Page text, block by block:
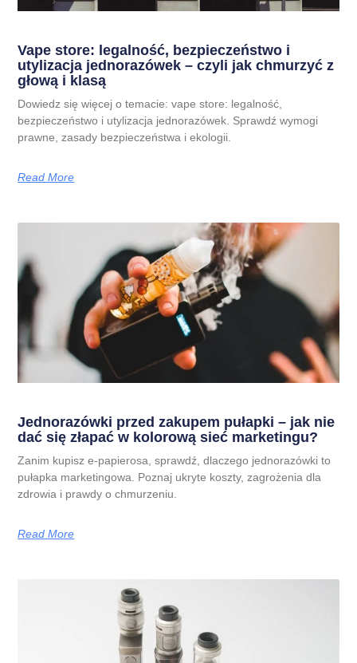
Vape store: legalność, bezpieczeństwo i
utylizacja jednorazówek – czyli jak chmurzyć z
głową i klasą
Dowiedz się więcej o temacie: vape store: legalność,
bezpieczeństwo i utylizacja jednorazówek. Sprawdź wymogi
prawne, zasady bezpieczeństwa i ekologii.
Read More
Jednorazówki przed zakupem pułapki – jak nie
dać się złapać w kolorową sieć marketingu?
Zanim kupisz e-papierosa, sprawdź, dlaczego jednorazówki to
pułapka marketingowa. Poznaj ukryte koszty, zagrożenia dla
zdrowia i prawdy o chmurzeniu.
Read More